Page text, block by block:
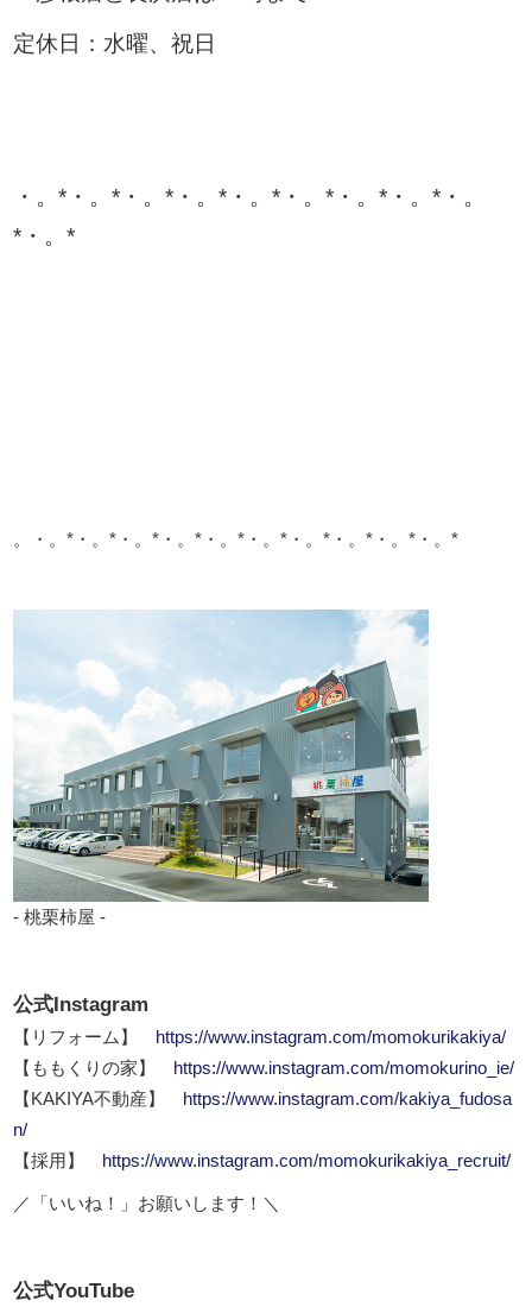
定休日：水曜、祝日
・。*・。*・。*・。*・。*・。*・。*・。*・。
*・。*
。・。*・。*・。*・。*・。*・。*・。*・。*・。*・。*
- 桃栗柿屋 -
公式Instagram
【リフォーム】
https://www.instagram.com/momokurikakiya/
【ももくりの家】
https://www.instagram.com/momokurino_ie/
【KAKIYA不動産】
https://www.instagram.com/kakiya_fudosa
n/
【採用】
https://www.instagram.com/momokurikakiya_recruit/
／「いいね！」お願いします！＼
公式YouTube